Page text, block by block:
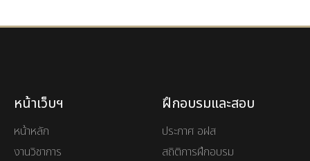
หน้าเว็บฯ
หน้าหลัก
งานวิชาการ
ฝึกอบรมและสอบ
ประกาศ อฝส
สถิติการฝึกอบรม